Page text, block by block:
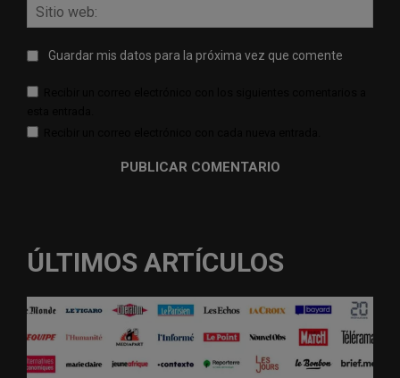
Guardar mis datos para la próxima vez que comente
ÚLTIMOS ARTÍCULOS